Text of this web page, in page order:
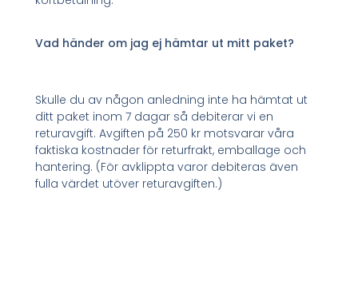
Vad händer om jag ej hämtar ut mitt paket?
Skulle du av någon anledning inte ha hämtat ut
ditt paket inom 7 dagar så debiterar vi en
returavgift. Avgiften på 250 kr motsvarar våra
faktiska kostnader för returfrakt, emballage och
hantering. (För avklippta varor debiteras även
fulla värdet utöver returavgiften.)